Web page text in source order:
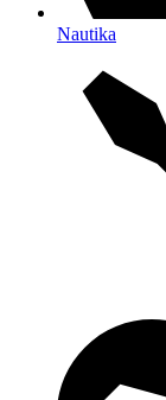
Nautika